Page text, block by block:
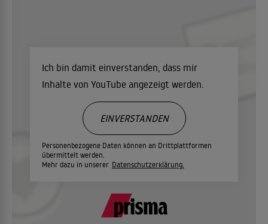
Ich bin damit einverstanden, dass mir
Inhalte von YouTube angezeigt werden.
Personenbezogene Daten können an Drittplattformen
übermittelt werden.
Mehr dazu in unserer Datenschutzerklärung.
EINVERSTANDEN